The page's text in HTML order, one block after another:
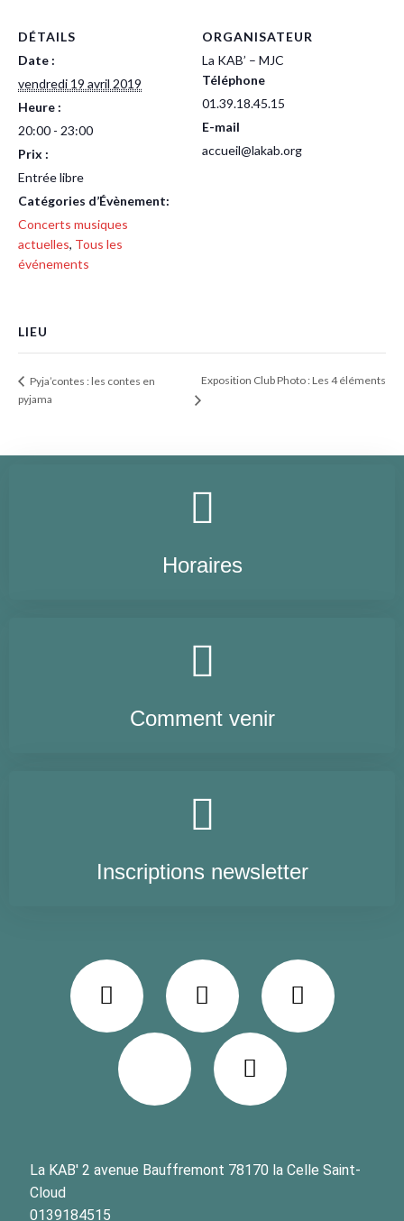
DÉTAILS
Date :
vendredi 19 avril 2019
Heure :
20:00 - 23:00
Prix :
Entrée libre
Catégories d’Évènement:
Concerts musiques
actuelles, Tous les
événements
ORGANISATEUR
La KAB’ – MJC
Téléphone
01.39.18.45.15
E-mail
accueil@lakab.org
LIEU
Pyja’contes : les contes en
pyjama
Exposition Club Photo : Les 4 éléments
Horaires
Comment venir
Inscriptions newsletter
La KAB' 2 avenue Bauffremont 78170 la Celle Saint-
Cloud
0139184515